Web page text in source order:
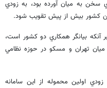
به ميان آورده بود، به زودي
كشور بيش از پيش تقويب شود.
آنكه بيانگر همكاري دو كشور است،
ميان تهران و مسكو در حوزه نظامي
اولين محموله از اين سامانه